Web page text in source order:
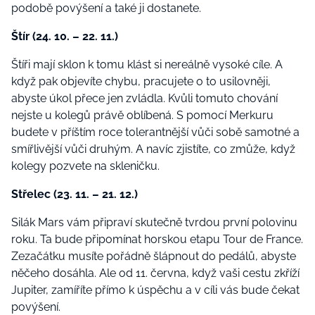
podobě povýšení a také ji dostanete.
Štír (24. 10. – 22. 11.)
Štíři mají sklon k tomu klást si nereálně vysoké cíle. A
když pak objevíte chybu, pracujete o to usilovněji,
abyste úkol přece jen zvládla. Kvůli tomuto chování
nejste u kolegů právě oblíbená. S pomocí Merkuru
budete v příštím roce tolerantnější vůči sobě samotné a
smířlivější vůči druhým. A navíc zjistíte, co zmůže, když
kolegy pozvete na skleničku.
Střelec (23. 11. – 21. 12.)
Silák Mars vám připraví skutečně tvrdou první polovinu
roku. Ta bude připomínat horskou etapu Tour de France.
Zezačátku musíte pořádně šlápnout do pedálů, abyste
něčeho dosáhla. Ale od 11. června, když vaši cestu zkříží
Jupiter, zamíříte přímo k úspěchu a v cíli vás bude čekat
povýšení.